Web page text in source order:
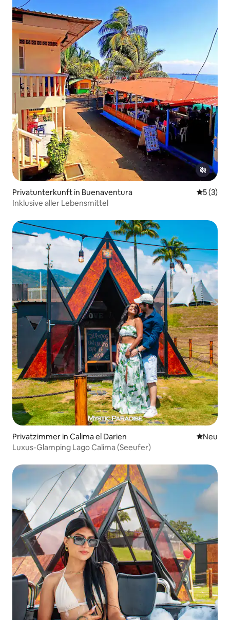
Privatunterkunft in Buenaventura
5 (3)
Inklusive aller Lebensmittel
Privatzimmer in Calima el Darien Neue
Neu
Luxus-Glamping Lago Calima (Seeufer)